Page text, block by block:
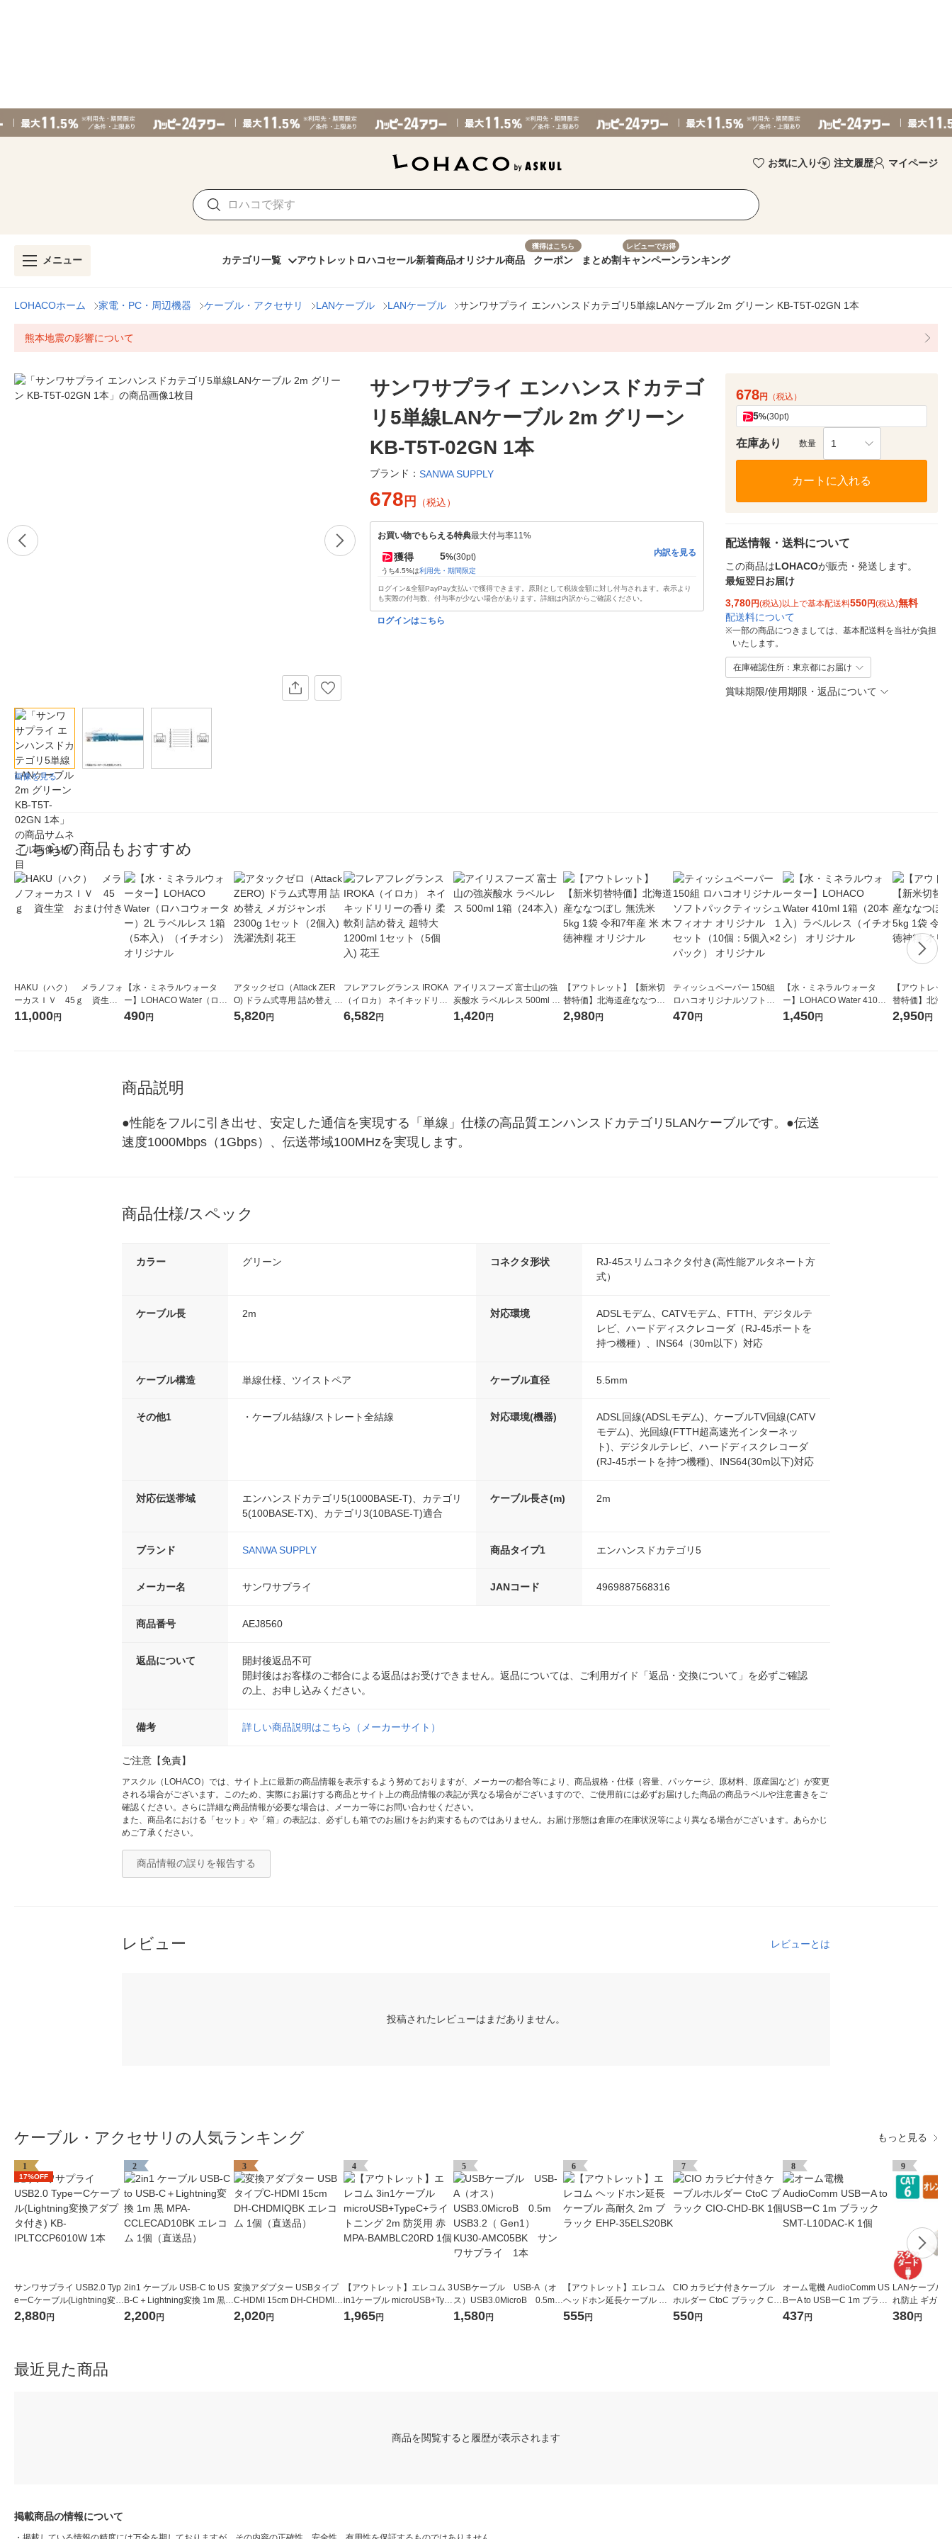
お気に入り 注文履歴 マイページ
メニュー カテゴリ一覧 アウトレット ロハコセール新着商品オリジナル商品
獲得はこちら
クーポン まとめ割
レビューでお得
キャンペーンランキング
LOHACOホーム 家電・PC・周辺機器 ケーブル・アクセサリ LANケーブル LANケーブル サンワサプライ エンハンスドカテゴリ5単線LANケーブル 2m グリーン KB-T5T-02GN 1本
熊本地震の影響について
画像を見る
サンワサプライ エンハンスドカテゴ
リ5単線LANケーブル 2m グリーン
KB-T5T-02GN 1本
ブランド： SANWA SUPPLY
678 円 （税込）
お買い物でもらえる特典最大付与率11%
獲得 5%(30pt)
うち4.5%は利用先・期間限定
内訳を見る
ログイン&全額PayPay支払いで獲得できます。原則として税抜金額に対し付与されます。表示より
も実際の付与数、付与率が少ない場合があります。詳細は内訳からご確認ください。
ログインはこちら
678円 （税込）
5%(30pt)
在庫あり 数量 1
カートに入れる
配送情報・送料について
この商品はLOHACOが販売・発送します。
最短翌日お届け
3,780円(税込)以上で基本配送料550円(税込)無料
配送料について
※一部の商品につきましては、基本配送料を当社が負担
いたします。
在庫確認住所：東京都にお届け
賞味期限/使用期限・返品について
こちらの商品もおすすめ
HAKU（ハク） メラノフォ
ーカスＩＶ 45ｇ 資生
堂 おまけ付き
11,000円
【水・ミネラルウォータ
ー】LOHACO Water（ロハ
コウォーター）2L ラベルレ
490円
アタックゼロ（Attack ZER
O) ドラム式専用 詰め替え メ
ガジャンボ 2300g 1セット
5,820円
フレアフレグランス IROKA
（イロカ） ネイキッドリリ
ーの香り 柔軟剤 詰め替え 超
6,582円
アイリスフーズ 富士山の強
炭酸水 ラベルレス 500ml 1
箱（24本入）
1,420円
【アウトレット】【新米切
替特価】北海道産ななつぼ
し 無洗米 5kg 1袋 令和7年産
2,980円
ティッシュペーパー 150組
ロハコオリジナルソフトパ
ックティッシュ フィオナ オ
470円
【水・ミネラルウォータ
ー】LOHACO Water 410ml
1箱（20本入）ラベルレス
1,450円
【アウトレッ
替特価】北海
し 精白米 5kg
2,950円
商品説明
●性能をフルに引き出せ、安定した通信を実現する「単線」仕様の高品質エンハンスドカテゴリ5LANケーブルです。●伝送
速度1000Mbps（1Gbps）、伝送帯域100MHzを実現します。
商品仕様/スペック
カラー グリーン コネクタ形状
RJ-45スリムコネクタ付き(高性能アルタネート方
式）
ケーブル長 2m 対応環境
ADSLモデム、CATVモデム、FTTH、デジタルテ
レビ、ハードディスクレコーダ（RJ-45ポートを
持つ機種）、INS64（30m以下）対応
ケーブル構造 単線仕様、ツイストペア ケーブル直径 5.5mm
その他1 ・ケーブル結線/ストレート全結線 対応環境(機器)
ADSL回線(ADSLモデム)、ケーブルTV回線(CATV
モデム)、光回線(FTTH超高速光インターネッ
ト)、デジタルテレビ、ハードディスクレコーダ
(RJ-45ポートを持つ機種)、INS64(30m以下)対応
対応伝送帯域
エンハンスドカテゴリ5(1000BASE-T)、カテゴリ
5(100BASE-TX)、カテゴリ3(10BASE-T)適合
ケーブル長さ(m) 2m
ブランド SANWA SUPPLY 商品タイプ1 エンハンスドカテゴリ5
メーカー名 サンワサプライ JANコード 4969887568316
商品番号 AEJ8560
返品について
開封後返品不可
開封後はお客様のご都合による返品はお受けできません。返品については、ご利用ガイド「返品・交換について」を必ずご確認
の上、お申し込みください。
備考 詳しい商品説明はこちら（メーカーサイト）
ご注意【免責】
アスクル（LOHACO）では、サイト上に最新の商品情報を表示するよう努めておりますが、メーカーの都合等により、商品規格・仕様（容量、パッケージ、原材料、原産国など）が変更
される場合がございます。このため、実際にお届けする商品とサイト上の商品情報の表記が異なる場合がございますので、ご使用前には必ずお届けした商品の商品ラベルや注意書きをご
確認ください。さらに詳細な商品情報が必要な場合は、メーカー等にお問い合わせください。
また、商品名における「セット」や「箱」の表記は、必ずしも箱でのお届けをお約束するものではありません。お届け形態は倉庫の在庫状況等により異なる場合がございます。あらかじ
めご了承ください。
商品情報の誤りを報告する
レビュー レビューとは
投稿されたレビューはまだありません。
ケーブル・アクセサリの人気ランキング もっと見る
1
17%OFF
サンワサプライ USB2.0 Typ
eーCケーブル(Lightning変換
アダプタ付き) KB-IPLTCCP
2,880円
2
2in1 ケーブル USB-C to US
B-C＋Lightning変換 1m 黒
MPA-CCLECAD10BK エレ
2,200円
3
変換アダプター USBタイプ
C-HDMI 15cm DH-CHDMIQ
BK エレコム 1個（直送品）
2,020円
4
【アウトレット】エレコム 3
in1ケーブル microUSB+Typ
eC+ライトニング 2m 防災用
1,965円
5
USBケーブル USB-A（オ
ス）USB3.0MicroB 0.5m
USB3.2（ Gen1） KU30-A
1,580円
6
【アウトレット】エレコム
ヘッドホン延長ケーブル 高
耐久 2m ブラック EHP-35E
555円
7
CIO カラビナ付きケーブル
ホルダー CtoC ブラック CIO
-CHD-BK 1個
550円
8
オーム電機 AudioComm US
BーA to USBーC 1m ブラッ
ク SMT-L10DAC-K 1個
437円
9
LANケーブル
れ防止 ギガビ
レンジ LD-
380円
最近見た商品
商品を閲覧すると履歴が表示されます
掲載商品の情報について